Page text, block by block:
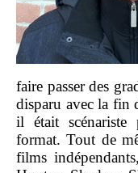
faire passer des
disparu avec la fin
il était scénariste
format. Tout de
films